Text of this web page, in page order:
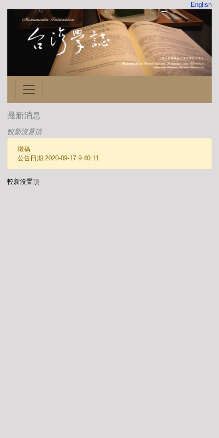
English
最新消息
較新沒置頂
徵稿
公告日期:2020-09-17 9:40:11
較新沒置頂